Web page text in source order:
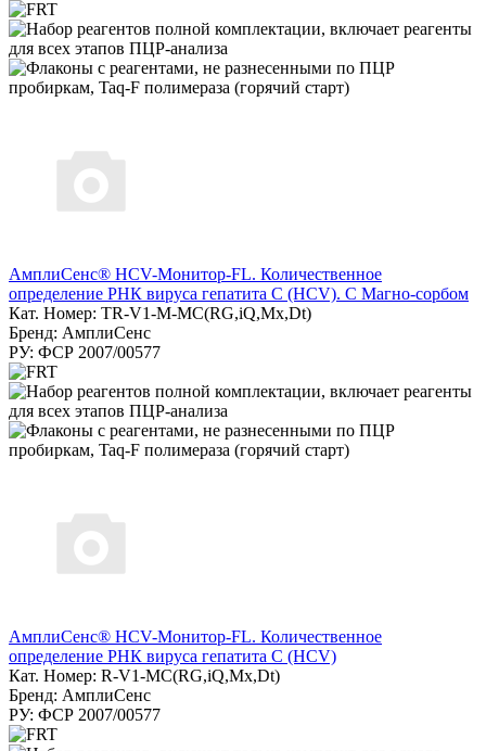
АмплиСенс® HCV-Монитор-FL. Количественное
определение РНК вируса гепатита C (HCV). С Магно-сорбом
Кат. Номер: TR-V1-M-MC(RG,iQ,Мх,Dt)
Бренд: АмплиСенс
РУ: ФСР 2007/00577
АмплиСенс® HCV-Монитор-FL. Количественное
определение РНК вируса гепатита C (HCV)
Кат. Номер: R-V1-MC(RG,iQ,Mx,Dt)
Бренд: АмплиСенс
РУ: ФСР 2007/00577